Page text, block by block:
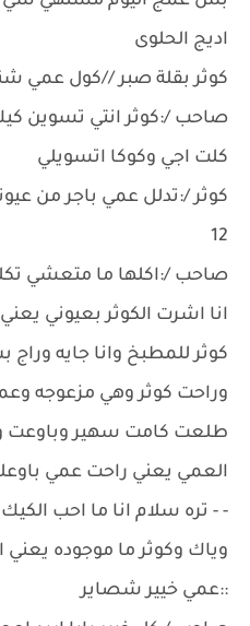
اديج الحلوى
كوثر بقلة صبر //كول عمي
صاحب /:كوثر انتي تسوين
كلت اجي وكوكا اتسويلي
كوثر /:تدلل عمي باجر من
12
صاحب /:اكلها ما متعشي
انا اشرت الكوثر بعيوني
كوثر للمطبخ وانا جايه
وراحت كوثر وهي مزعوجه
طلعت كامت سهير وباوعت
العمي يعني راحت عمي
- - تره سلام انا ما احب
وياك وكوثر ما موجوده يعني
::عمي خيير شصاير